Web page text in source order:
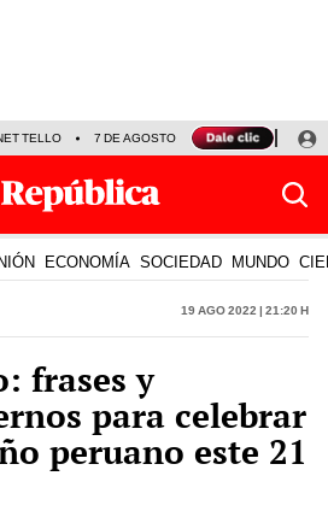
TELLO 7 DE AGOSTO TINKA RESULTADOS
ECONOMÍA SOCIEDAD MUNDO
19 Ago 2022 | 21:20 h
frases y
para celebrar
peruano este 21